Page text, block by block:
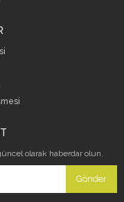
olarak haberdar olun.
Gönder